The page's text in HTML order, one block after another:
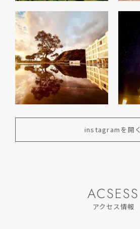
instagramを開く
ACSESS
アクセス情報